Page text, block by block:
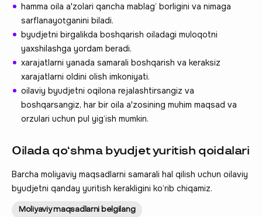
hamma oila a'zolari qancha mablag‘ borligini va nimaga
sarflanayotganini biladi.
byudjetni birgalikda boshqarish oiladagi muloqotni
yaxshilashga yordam beradi.
xarajatlarni yanada samarali boshqarish va keraksiz
xarajatlarni oldini olish imkoniyati.
oilaviy byudjetni oqilona rejalashtirsangiz va
boshqarsangiz, har bir oila a'zosining muhim maqsad va
orzulari uchun pul yig‘ish mumkin.
Oilada qo‘shma byudjet yuritish qoidalari
Barcha moliyaviy maqsadlarni samarali hal qilish uchun oilaviy
byudjetni qanday yuritish kerakligini ko‘rib chiqamiz.
Moliyaviy maqsadlarni belgilang